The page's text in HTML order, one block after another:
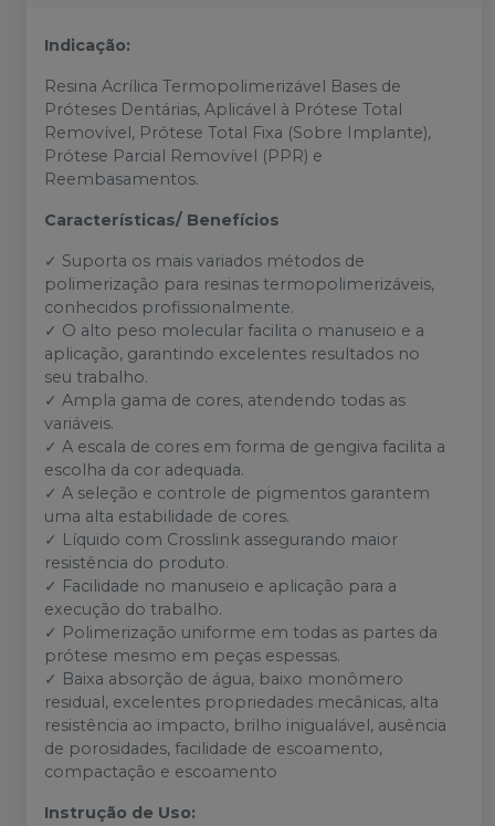
Indicação:
Resina Acrílica Termopolimerizável Bases de
Próteses Dentárias, Aplicável à Prótese Total
Removível, Prótese Total Fixa (Sobre Implante),
Prótese Parcial Removível (PPR) e
Reembasamentos.
Características/ Benefícios
✓ Suporta os mais variados métodos de
polimerização para resinas termopolimerizáveis,
conhecidos profissionalmente.
✓ O alto peso molecular facilita o manuseio e a
aplicação, garantindo excelentes resultados no
seu trabalho.
✓ Ampla gama de cores, atendendo todas as
variáveis.
✓ A escala de cores em forma de gengiva facilita a
escolha da cor adequada.
✓ A seleção e controle de pigmentos garantem
uma alta estabilidade de cores.
✓ Líquido com Crosslink assegurando maior
resistência do produto.
✓ Facilidade no manuseio e aplicação para a
execução do trabalho.
✓ Polimerização uniforme em todas as partes da
prótese mesmo em peças espessas.
✓ Baixa absorção de água, baixo monômero
residual, excelentes propriedades mecânicas, alta
resistência ao impacto, brilho inigualável, ausência
de porosidades, facilidade de escoamento,
compactação e escoamento
Instrução de Uso: